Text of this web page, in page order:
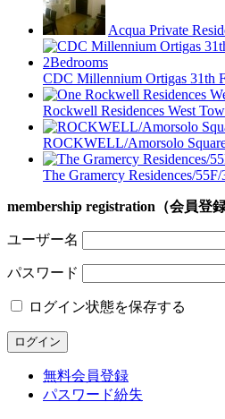
Acqua Private
CDC Millennium Ortigas 31th
Rockwell Residences West
ROCKWELL/Amorsolo
The Gramercy Residences/
membership registration（会員登録
ユーザー名
パスワード
ログイン状態を保存する
無料会員登録
パスワード紛失